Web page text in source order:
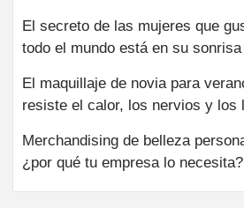
El secreto de las mujeres que
todo el mundo está en su sonrisa
El maquillaje de novia para
resiste el calor, los nervios y los
Merchandising de belleza
¿por qué tu empresa lo necesita?